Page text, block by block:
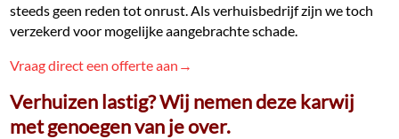
steeds geen reden tot onrust. Als verhuisbedrijf zijn we toch
verzekerd voor mogelijke aangebrachte schade.
Vraag direct een offerte aan→
Verhuizen lastig? Wij nemen deze karwij
met genoegen van je over.